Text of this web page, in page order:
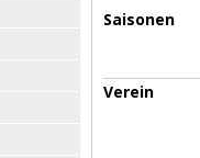
Saisonen
Verein